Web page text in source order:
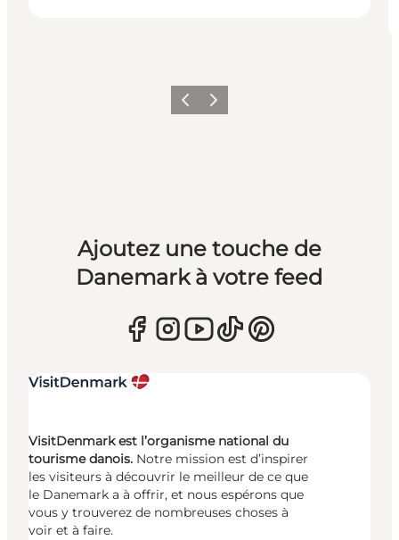
PrécédentSuivant
Ajoutez une touche de
Danemark à votre feed
VisitDenmark est l’organisme national du
tourisme danois. Notre mission est d’inspirer
les visiteurs à découvrir le meilleur de ce que
le Danemark a à offrir, et nous espérons que
vous y trouverez de nombreuses choses à
voir et à faire.